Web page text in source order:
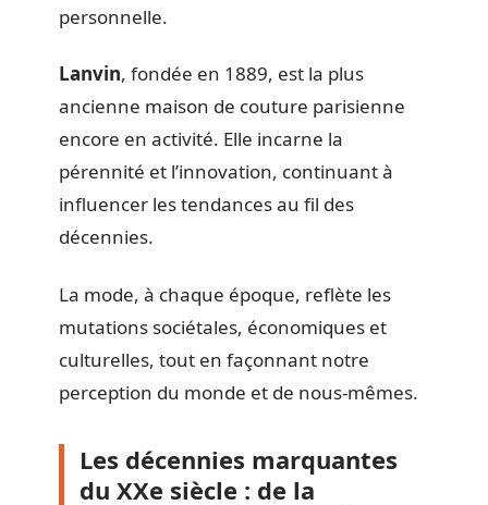
personnelle.
Lanvin, fondée en 1889, est la plus
ancienne maison de couture parisienne
encore en activité. Elle incarne la
pérennité et l’innovation, continuant à
influencer les tendances au fil des
décennies.
La mode, à chaque époque, reflète les
mutations sociétales, économiques et
culturelles, tout en façonnant notre
perception du monde et de nous-mêmes.
Les décennies marquantes
du XXe siècle : de la